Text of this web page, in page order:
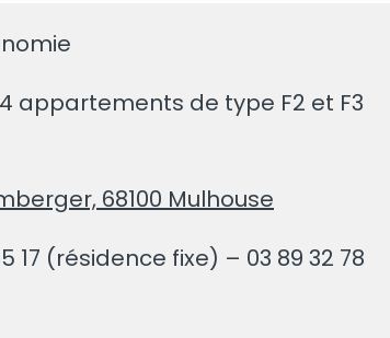
appartements de type F2 et F3
68100 Mulhouse
17 (résidence fixe) – 03 89 32 78